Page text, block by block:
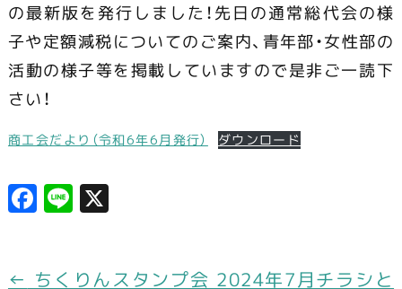
の最新版を発行しました！先日の通常総代会の様
子や定額減税についてのご案内、青年部・女性部の
活動の様子等を掲載していますので是非ご一読下
さい！
商工会だより（令和6年6月発行） ダウンロード
F LiX
← ちくりんスタンプ会 2024年7月チラシと